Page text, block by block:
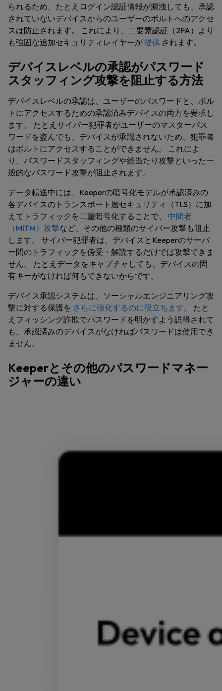
られるため、たとえログイン認証情報が漏洩しても、承認
されていないデバイスからのユーザーのボルトへのアクセ
スは防止されます。 これにより、二要素認証（2FA）より
も強固な追加セキュリティレイヤーが提供 されます。
デバイスレベルの承認がパスワード
スタッフィング攻撃を阻止する方法
デバイスレベルの承認は、ユーザーのパスワードと、ボル
トにアクセスするための承認済みデバイスの両方を要求し
ます。 たとえサイバー犯罪者がユーザーのマスターパス
ワードを盗んでも、デバイスが承認されないため、犯罪者
はボルトにアクセスすることができません。 これによ
り、パスワードスタッフィングや総当たり攻撃といった一
般的なパスワード攻撃が阻止されます。
データ転送中には、Keeperの暗号化モデルが承認済みの
各デバイスのトランスポート層セキュリティ（TLS）に加
えてトラフィックを二重暗号化することで、 中間者
（MITM）攻撃など、その他の種類のサイバー攻撃も阻止
します。 サイバー犯罪者は、デバイスとKeeperのサーバ
ー間のトラフィックを傍受・解読するだけでは攻撃できま
せん。 たとえデータをキャプチャしても、デバイスの固
有キーがなければ何もできないからです。
デバイス承認システムは、ソーシャルエンジニアリング攻
撃に対する保護を さらに強化するのに役立ちます。 たと
えフィッシング詐欺でパスワードを明かすよう説得されて
も、承認済みのデバイスがなければパスワードは使用でき
ません。
Keeperとその他のパスワードマネー
ジャーの違い